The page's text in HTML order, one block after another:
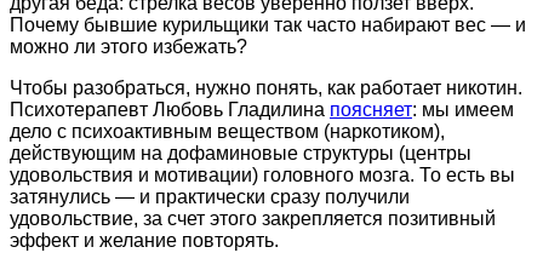
Почему бывшие курильщики так часто набирают вес — и
можно ли этого избежать?
Чтобы разобраться, нужно понять, как работает никотин.
Психотерапевт Любовь Гладилина поясняет: мы имеем
дело с психоактивным веществом (наркотиком),
действующим на дофаминовые структуры (центры
удовольствия и мотивации) головного мозга. То есть вы
затянулись — и практически сразу получили
удовольствие, за счет этого закрепляется позитивный
эффект и желание повторять.